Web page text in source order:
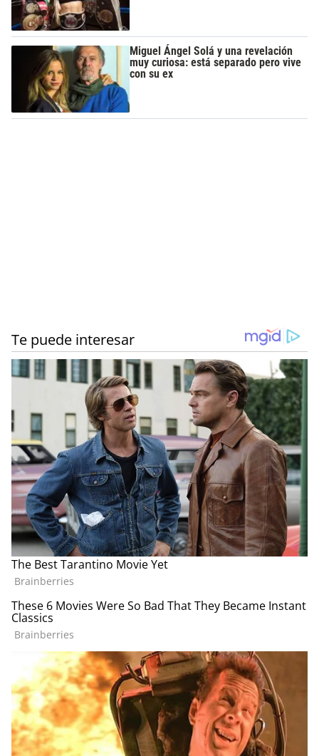
Miguel Ángel Solá y una revelación
muy curiosa: está separado pero vive
con su ex